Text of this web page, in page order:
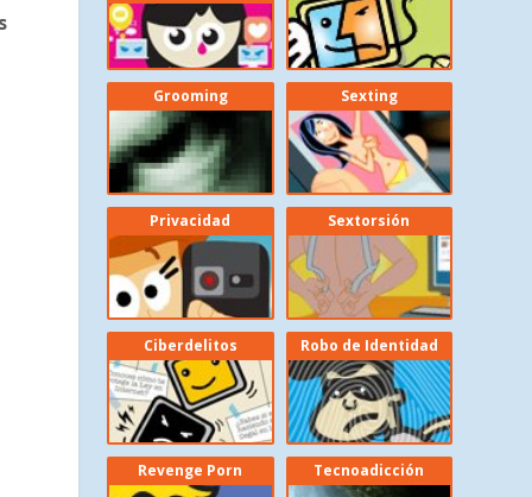
Grooming Sexting
Privacidad Sextorsión
Ciberdelitos Robo de Identidad
Revenge Porn Tecnoadicción